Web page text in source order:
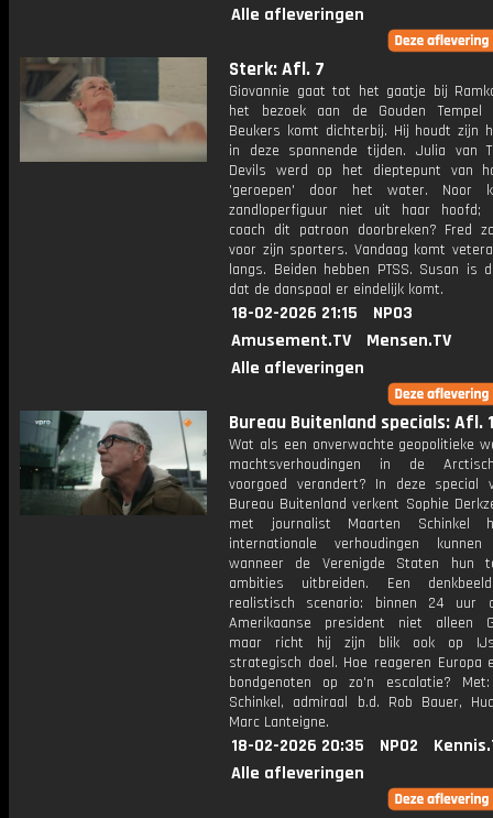
Alle afleveringen
Sterk: Afl. 7
Giovannie gaat tot het gaatje bij
het bezoek aan de Gouden Tempel
Beukers komt dichterbij. Hij houdt zijn
in deze spannende tijden. Julia van
Devils werd op het dieptepunt van
'geroepen' door het water. Noor
zandloperfiguur niet uit haar hoofd;
coach dit patroon doorbreken? Fred
voor zijn sporters. Vandaag komt
langs. Beiden hebben PTSS. Susan is
dat de danspaal er eindelijk komt.
18-02-2026 21:15
NPO3
Amusement.TV
Mensen.TV
Alle afleveringen
Bureau Buitenland specials: Afl. 1
Wat als een onverwachte geopolitieke
machtsverhoudingen in de
voorgoed verandert? In deze special
Bureau Buitenland verkent Sophie
met journalist Maarten Schinkel
internationale verhoudingen kunnen
wanneer de Verenigde Staten hun
ambities uitbreiden. Een
realistisch scenario: binnen 24 uur
Amerikaanse president niet alleen
maar richt hij zijn blik ook op
strategisch doel. Hoe reageren Europa
bondgenoten op zo'n escalatie?
Schinkel, admiraal b.d. Rob Bauer,
Marc Lanteigne.
18-02-2026 20:35 NPO2
Alle afleveringen